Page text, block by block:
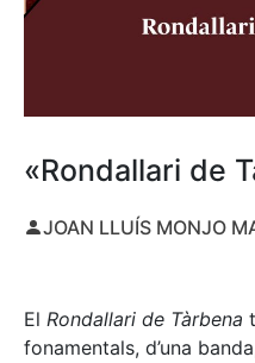
«Rondallari de
JOAN LLUÍS MONJO
El Rondallari de Tàrbena
fonamentals, d’una